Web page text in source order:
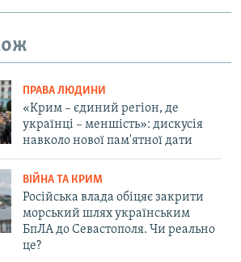
ПРАВА ЛЮДИНИ
«Крим – єдиний регіон, де
українці – меншість»: дискусія
навколо нової пам'ятної дати
ВІЙНА ТА КРИМ
Російська влада обіцяє закрити
морський шлях українським
БпЛА до Севастополя. Чи реально
це?